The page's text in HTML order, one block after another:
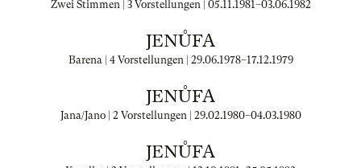
Zwei Stimmen | 3 Vorstellungen | 05.11.1981–03.06.1982
JENŮFA
Barena | 4 Vorstellungen | 29.06.1978–17.12.1979
JENŮFA
Jana/Jano | 2 Vorstellungen | 29.02.1980–04.03.1980
JENŮFA